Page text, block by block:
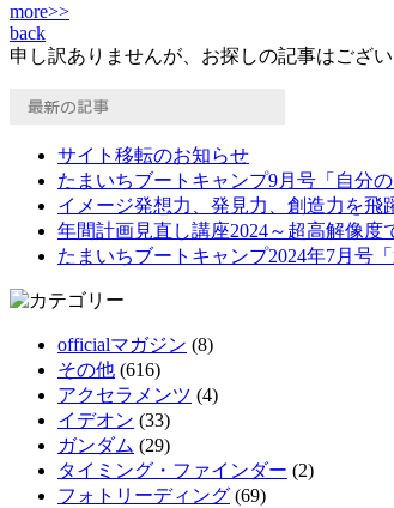
more>>
back
申し訳ありませんが、お探しの記事はござい
サイト移転のお知らせ
たまいちブートキャンプ9月号「自分
イメージ発想力、発見力、創造力を
年間計画見直し講座2024～超高解像度
たまいちブートキャンプ2024年7月号
officialマガジン (8)
その他 (616)
アクセラメンツ (4)
イデオン (33)
ガンダム (29)
タイミング・ファインダー (2)
フォトリーディング (69)